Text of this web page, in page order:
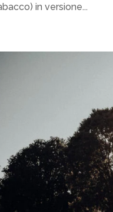
in versione...